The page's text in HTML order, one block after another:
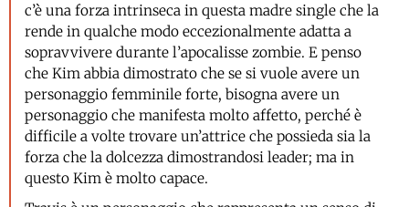
c’è una forza intrinseca in questa madre single che la
rende in qualche modo eccezionalmente adatta a
sopravvivere durante l’apocalisse zombie. E penso
che Kim abbia dimostrato che se si vuole avere un
personaggio femminile forte, bisogna avere un
personaggio che manifesta molto affetto, perché è
difficile a volte trovare un’attrice che possieda sia la
forza che la dolcezza dimostrandosi leader; ma in
questo Kim è molto capace.